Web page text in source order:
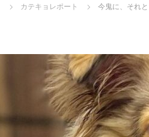
カテキョレポート 今鬼に、それ